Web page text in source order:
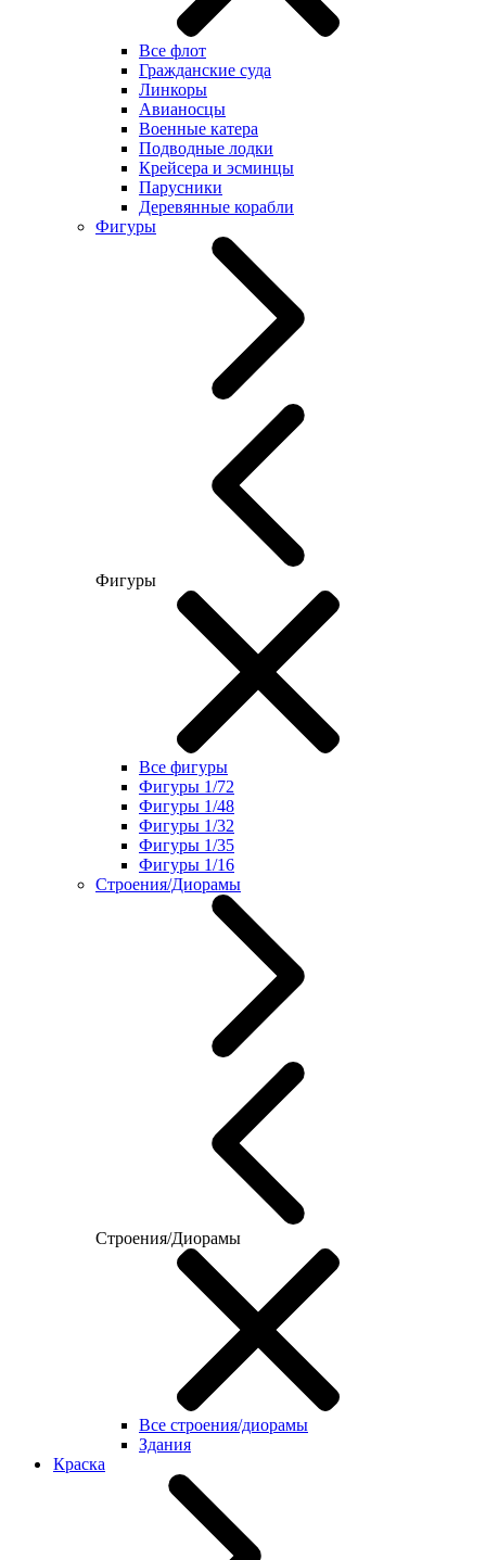
Все флот
Гражданские суда
Линкоры
Авианосцы
Военные катера
Подводные лодки
Крейсера и эсминцы
Парусники
Деревянные корабли
Фигуры
Фигуры
Все фигуры
Фигуры 1/72
Фигуры 1/48
Фигуры 1/32
Фигуры 1/35
Фигуры 1/16
Строения/Диорамы
Строения/Диорамы
Все строения/диорамы
Здания
Краска